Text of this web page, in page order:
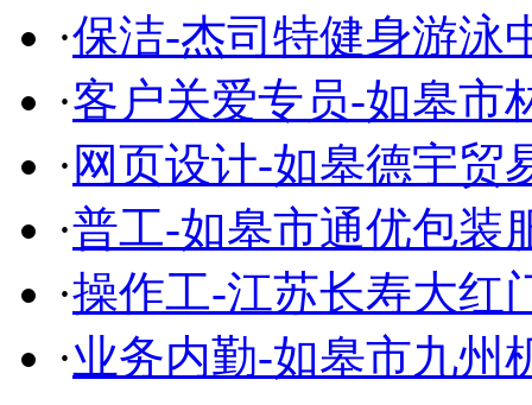
·保洁-杰司特健身游泳
·客户关爱专员-如皋市
· 网页设计-如皋德宇贸
·普工-如皋市通优包装
·操作工-江苏长寿大红
·业务内勤-如皋市九州